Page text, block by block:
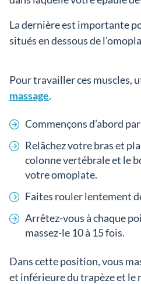
La dernière est importante
situés en dessous de
Pour travailler ces muscles,
massage.
Commençons d’abord
Relâchez votre bras et
colonne vertébrale et le
votre omoplate.
Faites rouler lentement
Arrêtez-vous à chaque
massez-le 10 à 15 fois.
Dans cette position, vous
et inférieure du trapèze et le